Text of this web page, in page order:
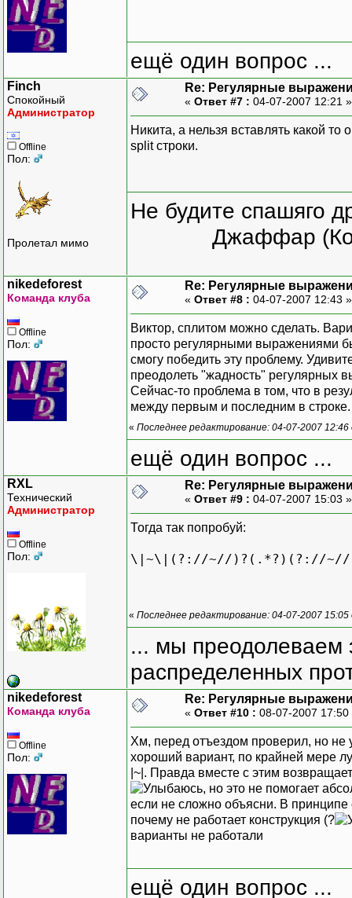
ещё один вопрос ...
Finch
Спокойный
Администратор
Offline
Пол:
Пролетал мимо
Re: Регулярные
« Ответ #7 : 04-07-2007 12:21
Никита, а нельзя вставлять какой
split строки.
Не будите спашяго
Джаффар
nikedeforest
Команда клуба
Offline
Пол:
Re: Регулярные
« Ответ #8 : 04-07-2007 12:43
Виктор, сплитом можно сделать.
просто регулярными выражениями
смогу победить эту проблему.
преодолеть "жадность" регулярных
Сейчас-то проблема в том, что в
между первым и последним в строке.
« Последнее редактирование: 04-07-2007
ещё один вопрос ...
RXL
Технический
Администратор
Offline
Пол:
Re: Регулярные
« Ответ #9 : 04-07-2007 15:03
Тогда так попробуй:
\|~\|(?://~//)?(.*?)(?://
« Последнее редактирование: 04-07-2007
... мы преодолеваем
распределенных
nikedeforest
Команда клуба
Offline
Пол:
Re: Регулярные
« Ответ #10 : 08-07-2007
Хм, перед отъездом проверил, но не
хороший вариант, по крайней мере
|~|. Правда вместе с этим
, но это не помогает
если не сложно объясни. В принципе
почему не работает конструкция (?
варианты не работали
ещё один вопрос ...